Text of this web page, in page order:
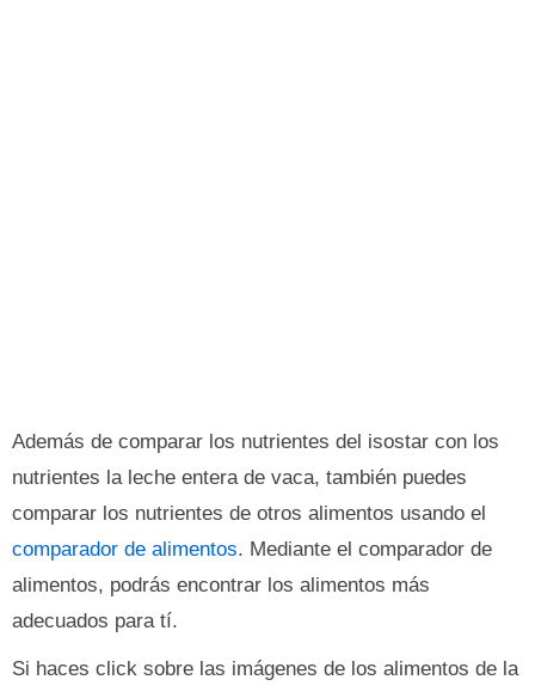
Además de comparar los nutrientes del isostar con los
nutrientes la leche entera de vaca, también puedes
comparar los nutrientes de otros alimentos usando el
comparador de alimentos. Mediante el comparador de
alimentos, podrás encontrar los alimentos más
adecuados para tí.
Si haces click sobre las imágenes de los alimentos de la